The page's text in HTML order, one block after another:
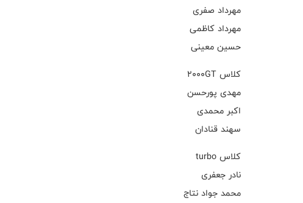
مهرداد صفری
مهرداد کاظمی
حسین معینی
کلاس 2000GT
مهدی پورحسن
اکبر محمدی
سهند قنادان
کلاس turbo
نادر جعفری
محمد جواد نتاج